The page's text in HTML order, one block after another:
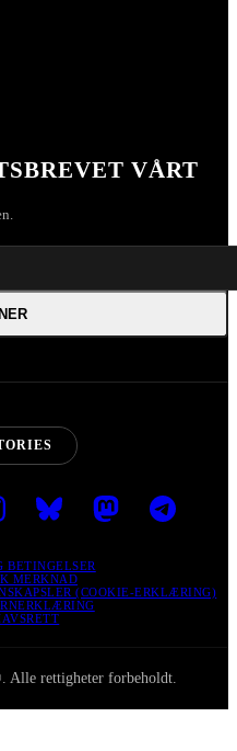
VÅRT
BETINGELSER
MERKNAD
(COOKIE-ERKLÆRING)
Alle rettigheter forbeholdt.